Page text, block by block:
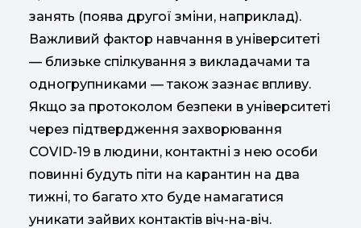
занять (поява другої зміни, наприклад).
Важливий фактор навчання в університеті
— близьке спілкування з викладачами та
одногрупниками — також зазнає впливу.
Якщо за протоколом безпеки в університеті
через підтвердження захворювання
COVID-19 в людини, контактні з нею особи
повинні будуть піти на карантин на два
тижні, то багато хто буде намагатися
уникати зайвих контактів віч-на-віч.